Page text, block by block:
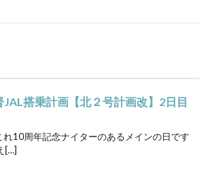
搭乗計画【北２号計画改】2日目
10周年記念ナイターのあるメインの日です
[…]